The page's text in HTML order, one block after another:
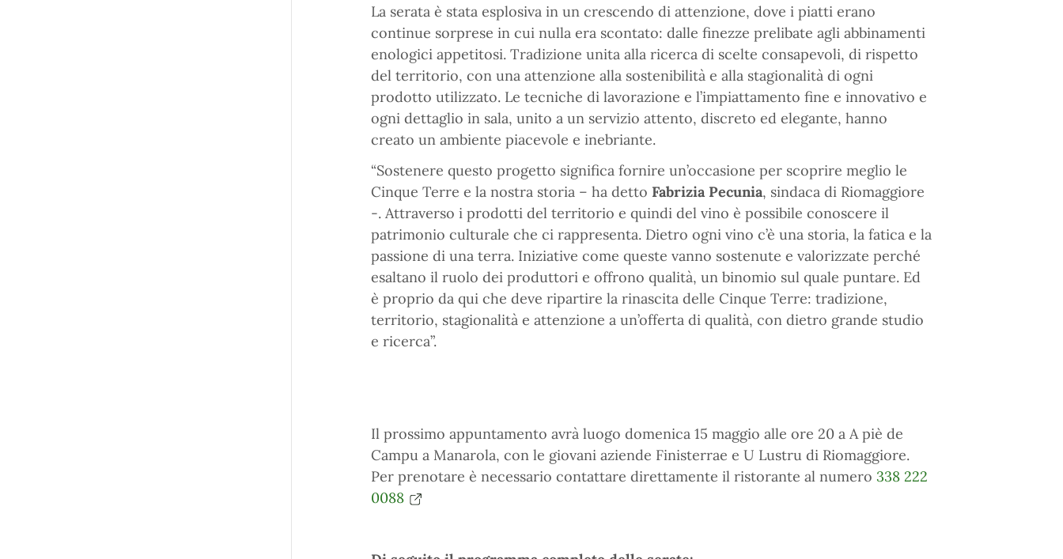
La serata è stata esplosiva in un crescendo di attenzione, dove i piatti erano
continue sorprese in cui nulla era scontato: dalle finezze prelibate agli abbinamenti
enologici appetitosi. Tradizione unita alla ricerca di scelte consapevoli, di rispetto
del territorio, con una attenzione alla sostenibilità e alla stagionalità di ogni
prodotto utilizzato. Le tecniche di lavorazione e l’impiattamento fine e innovativo e
ogni dettaglio in sala, unito a un servizio attento, discreto ed elegante, hanno
creato un ambiente piacevole e inebriante.
“Sostenere questo progetto significa fornire un’occasione per scoprire meglio le
Cinque Terre e la nostra storia – ha detto Fabrizia Pecunia, sindaca di Riomaggiore
-. Attraverso i prodotti del territorio e quindi del vino è possibile conoscere il
patrimonio culturale che ci rappresenta. Dietro ogni vino c’è una storia, la fatica e la
passione di una terra. Iniziative come queste vanno sostenute e valorizzate perché
esaltano il ruolo dei produttori e offrono qualità, un binomio sul quale puntare. Ed
è proprio da qui che deve ripartire la rinascita delle Cinque Terre: tradizione,
territorio, stagionalità e attenzione a un’offerta di qualità, con dietro grande studio
e ricerca”.
Il prossimo appuntamento avrà luogo domenica 15 maggio alle ore 20 a A piè de
Campu a Manarola, con le giovani aziende Finisterrae e U Lustru di Riomaggiore.
Per prenotare è necessario contattare direttamente il ristorante al numero 338 222
0088